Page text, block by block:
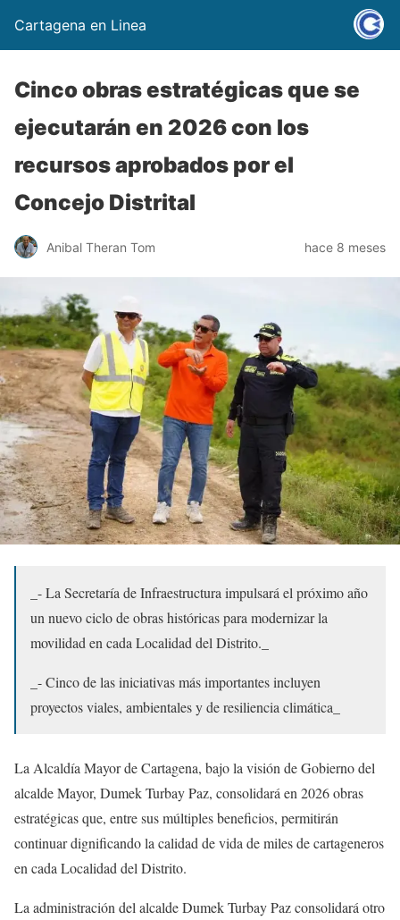
Cartagena en Linea
Cinco obras estratégicas que se
ejecutarán en 2026 con los
recursos aprobados por el
Concejo Distrital
Anibal Theran Tom hace 8 meses
_- La Secretaría de Infraestructura impulsará el próximo año
un nuevo ciclo de obras históricas para modernizar la
movilidad en cada Localidad del Distrito._
_- Cinco de las iniciativas más importantes incluyen
proyectos viales, ambientales y de resiliencia climática_
La Alcaldía Mayor de Cartagena, bajo la visión de Gobierno del
alcalde Mayor, Dumek Turbay Paz, consolidará en 2026 obras
estratégicas que, entre sus múltiples beneficios, permitirán
continuar dignificando la calidad de vida de miles de cartageneros
en cada Localidad del Distrito.
La administración del alcalde Dumek Turbay Paz consolidará otro